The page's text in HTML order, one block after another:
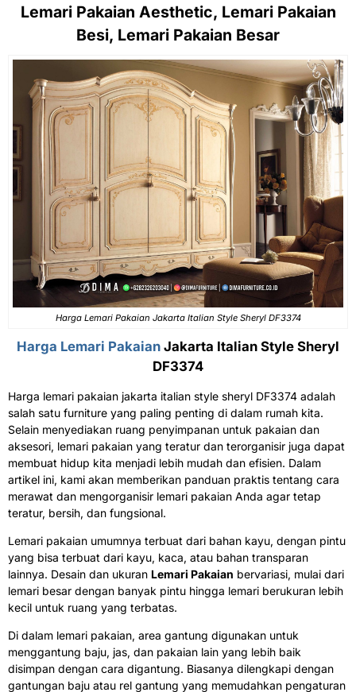
Lemari Pakaian Aesthetic, Lemari Pakaian
Besi, Lemari Pakaian Besar
Harga Lemari Pakaian Jakarta Italian Style Sheryl DF3374
Harga Lemari Pakaian Jakarta Italian Style Sheryl
DF3374
Harga lemari pakaian jakarta italian style sheryl DF3374 adalah
salah satu furniture yang paling penting di dalam rumah kita.
Selain menyediakan ruang penyimpanan untuk pakaian dan
aksesori, lemari pakaian yang teratur dan terorganisir juga dapat
membuat hidup kita menjadi lebih mudah dan efisien. Dalam
artikel ini, kami akan memberikan panduan praktis tentang cara
merawat dan mengorganisir lemari pakaian Anda agar tetap
teratur, bersih, dan fungsional.
Lemari pakaian umumnya terbuat dari bahan kayu, dengan pintu
yang bisa terbuat dari kayu, kaca, atau bahan transparan
lainnya. Desain dan ukuran Lemari Pakaian bervariasi, mulai dari
lemari besar dengan banyak pintu hingga lemari berukuran lebih
kecil untuk ruang yang terbatas.
Di dalam lemari pakaian, area gantung digunakan untuk
menggantung baju, jas, dan pakaian lain yang lebih baik
disimpan dengan cara digantung. Biasanya dilengkapi dengan
gantungan baju atau rel gantung yang memudahkan pengaturan